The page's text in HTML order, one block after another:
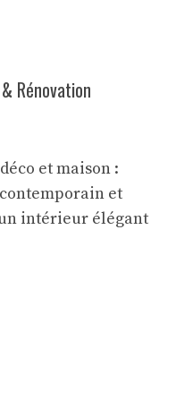
Rénovation
et maison :
et
intérieur élégant